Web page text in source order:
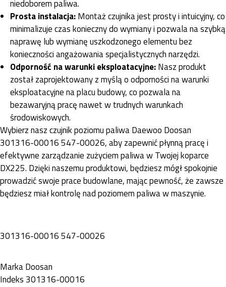
niedoborem paliwa.
Prosta instalacja:Montaż czujnika jest prosty i intuicyjny, co
minimalizuje czas konieczny do wymiany i pozwala na szybką
naprawę lub wymianę uszkodzonego elementu bez
konieczności angażowania specjalistycznych narzędzi.
Odporność na warunki eksploatacyjne:Nasz produkt
został zaprojektowany z myślą o odporności na warunki
eksploatacyjne na placu budowy, co pozwala na
bezawaryjną pracę nawet w trudnych warunkach
środowiskowych.
Wybierz nasz czujnik poziomu paliwa Daewoo Doosan
301316-00016 547-00026, aby zapewnić płynną pracę i
efektywne zarządzanie zużyciem paliwa w Twojej koparce
DX225. Dzięki naszemu produktowi, będziesz mógł spokojnie
prowadzić swoje prace budowlane, mając pewność, że zawsze
będziesz miał kontrolę nad poziomem paliwa w maszynie.
301316-00016 547-00026
MarkaDoosan
Indeks 301316-00016